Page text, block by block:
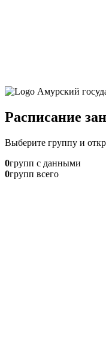
Расписание
Выберите группу и
0групп с данными
0групп всего